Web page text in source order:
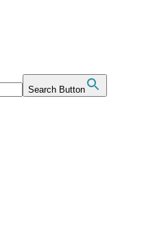
Search Button